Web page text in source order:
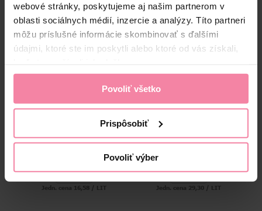
webové stránky, poskytujeme aj našim partnerom v
oblasti sociálnych médií, inzercie a analýzy. Títo partneri
môžu príslušné informácie skombinovať s ďalšími
údajmi, ktoré ste im poskytli alebo ktoré od vás získali,
Povoliť všetko
Prispôsobiť
Povoliť výber
HG čistič na rúry a grily 500
8,29
Jedn. cena 16,58 / LIT
HG rýchly čistič na nerezové
8,79
Jedn. cena 29,30 / LIT